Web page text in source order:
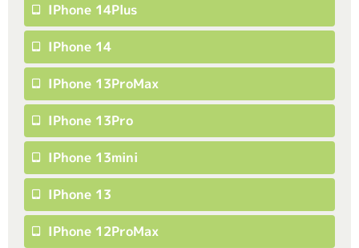
IPhone 14Plus
IPhone 14
IPhone 13ProMax
IPhone 13Pro
IPhone 13mini
IPhone 13
IPhone 12ProMax